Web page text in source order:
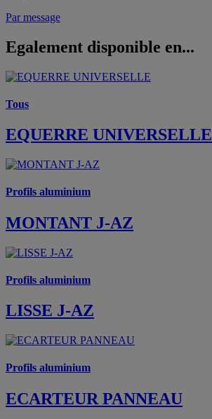
Par message
Egalement disponible en...
Tous
EQUERRE UNIVERSELLE
Profils aluminium
MONTANT J-AZ
Profils aluminium
LISSE J-AZ
Profils aluminium
ECARTEUR PANNEAU